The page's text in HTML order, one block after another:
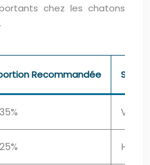
chez les chatons
Recommandée